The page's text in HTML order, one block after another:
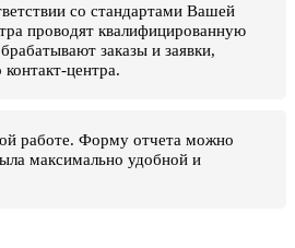
со стандартами Вашей
проводят квалифицированную
заказы и заявки,
центра.
работе. Форму отчета можно
максимально удобной и